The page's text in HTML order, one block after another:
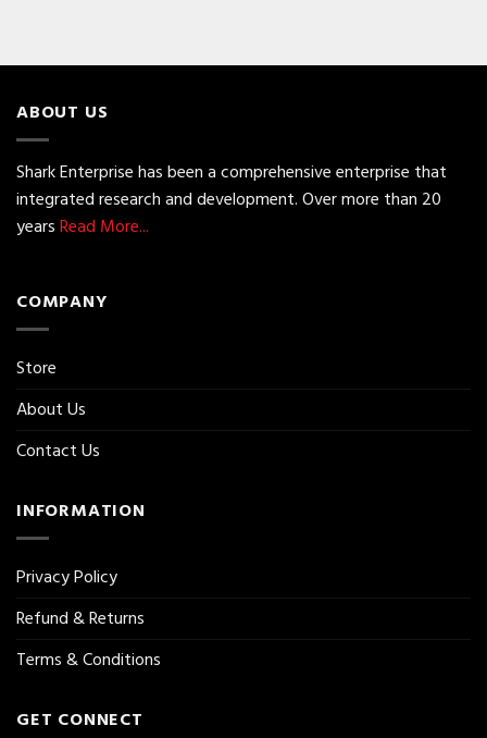
ABOUT US
Shark Enterprise has been a comprehensive enterprise that
integrated research and development. Over more than 20
yearsRead More...
COMPANY
Store
About Us
Contact Us
INFORMATION
Privacy Policy
Refund & Returns
Terms & Conditions
GET CONNECT